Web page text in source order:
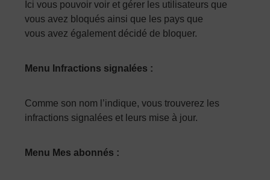
Ici vous pouvoir voir et gérer les utilisateurs que
vous avez bloqués ainsi que les pays que
vous avez également décidé de bloquer.
Menu Infractions signalées :
Comme son nom l’indique, vous trouverez les
infractions signalées et leurs mise à jour.
Menu Mes abonnés :